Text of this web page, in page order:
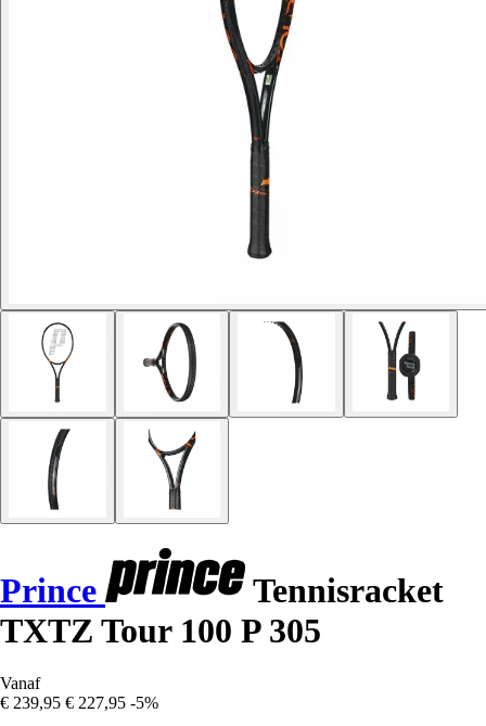
Prince
Tennisracket
TXTZ Tour 100 P 305
Vanaf
€ 239,95 € 227,95 -5%